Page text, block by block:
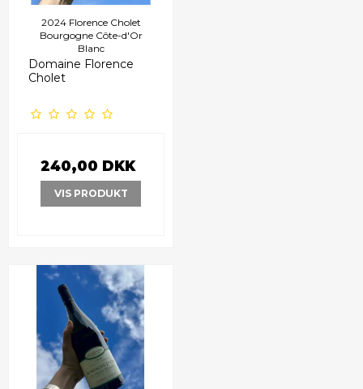
2024 Florence Cholet
Bourgogne Côte-d'Or
Blanc
Domaine Florence
Cholet
240,00 DKK
VIS PRODUKT